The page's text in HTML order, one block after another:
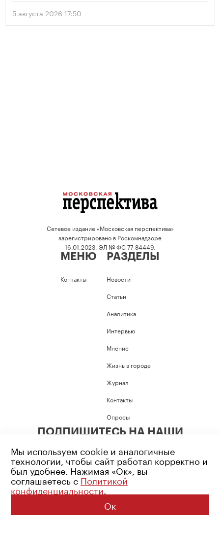
количества парковок в зависимости от площади квартир и
устанавливает переходный период для уже согласованных
проектов.
5 августа 2026 17:50
Сетевое издание «Московская перспектива»
зарегистрировано в Роскомнадзоре
16.01.2023, ЭЛ № ФС 77-84449.
МЕНЮ
Контакты
РАЗДЕЛЫ
Новости
Статьи
Аналитика
Интервью
Мнение
Жизнь в городе
Журнал
Контакты
Опросы
ПОДПИШИТЕСЬ НА НАШИ
Возрастное ограничение: 16+
Политика конфиденциальности
© 2026 Все права защищены
Мы используем cookie и аналогичные
технологии, чтобы сайт работал корректно и
был удобнее. Нажимая «Ок», вы
соглашаетесь с Политикой
конфиденциальности.
Ок